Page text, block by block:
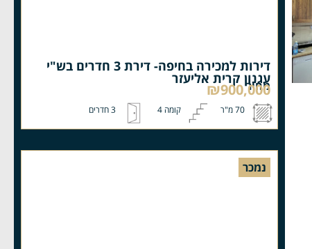
דירות למכירה בחיפה- דירת 3 חדרים בש"י
עגנון קרית אליעזר
מחיר
₪900,000
70 מ"ר קומה 4 3 חדרים
נמכר